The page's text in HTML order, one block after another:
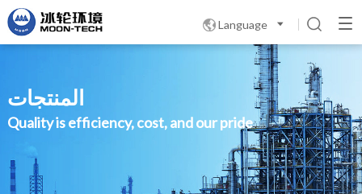
Language 
المنتجات
Quality is efficiency, cost, and our pride